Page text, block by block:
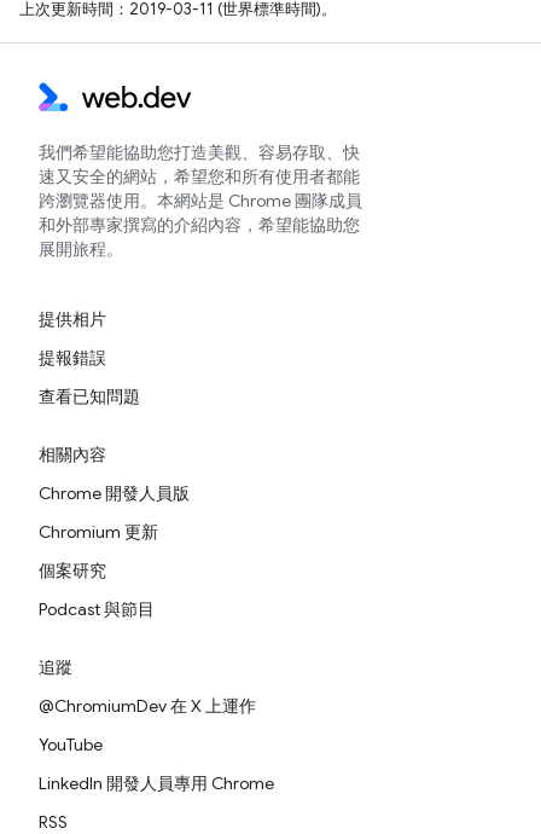
上次更新時間：2019-03-11 (世界標準時間)。
我們希望能協助您打造美觀、容易存取、快
速又安全的網站，希望您和所有使用者都能
跨瀏覽器使用。本網站是 Chrome 團隊成員
和外部專家撰寫的介紹內容，希望能協助您
展開旅程。
提供相片
提報錯誤
查看已知問題
相關內容
Chrome 開發人員版
Chromium 更新
個案研究
Podcast 與節目
追蹤
@ChromiumDev 在 X 上運作
YouTube
LinkedIn 開發人員專用 Chrome
RSS